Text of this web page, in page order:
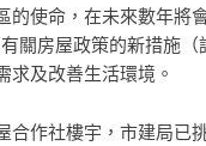
的使命，在未來數年將
關房屋政策的新措施（
求及改善生活環境。
合作社樓宇，市建局已